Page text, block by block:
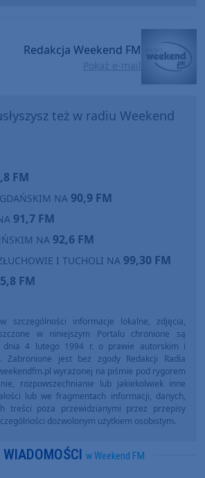
Redakcja Weekend FM
Pokaż e-mail
też w radiu Weekend
FM
NA 90,9 FM
91,7 FM
NA 92,6 FM
I TUCHOLI NA 99,30 FM
FM
szczególności informacje lokalne, zdjęcia,
w niniejszym Portalu chronione są
dnia 4 lutego 1994 r. o prawie autorskim i
Zabronione jest bez zgody Redakcji Radia
wyrażonej na piśmie pod rygorem
rozpowszechnianie lub jakiekolwiek inne
lub we fragmentach informacji, danych,
treści poza przewidzianymi przez przepisy
dozwolonym użytkiem osobistym.
w Weekend FM